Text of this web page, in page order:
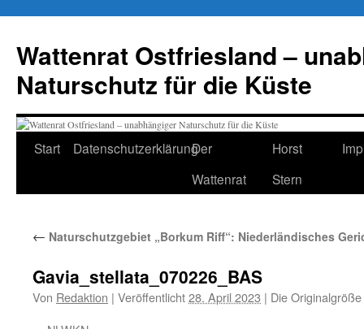
springen
Wattenrat Ostfriesland –
Naturschutz für die Küste
Start DatenschutzerklärungDer
Wattenrat
Horst
Stern
← Naturschutzgebiet „Borkum Riff“: Niederländisches
Gavia_stellata_070226_BAS
Von Redaktion | Veröffentlicht28. April 2023 | Die